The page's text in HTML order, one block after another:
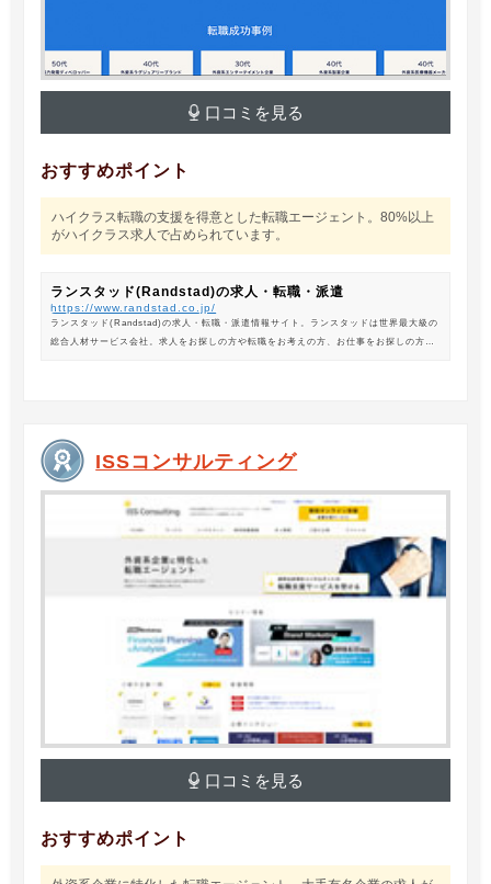
口コミを見る
おすすめポイント
ハイクラス転職の支援を得意とした転職エージェント。80%以上
がハイクラス求人で占められています。
ランスタッド(Randstad)の求人・転職・派遣
https://www.randstad.co.jp/
ランスタッド(Randstad)の求人・転職・派遣情報サイト。ランスタッドは世界最大級の
総合人材サービス会社。求人をお探しの方や転職をお考えの方、お仕事をお探しの方に
ISSコンサルティング
口コミを見る
おすすめポイント